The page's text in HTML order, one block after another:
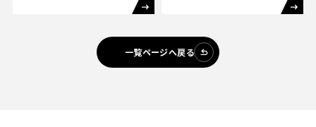
一覧ページへ戻る